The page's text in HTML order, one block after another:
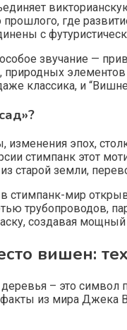
прошлого, где
с
звучание —
природных
классика, и
изменения эпох,
стимпанк этот
старой земли,
стимпанк-мир
трубопроводов,
создавая
вишен:
– это
из мира Джека